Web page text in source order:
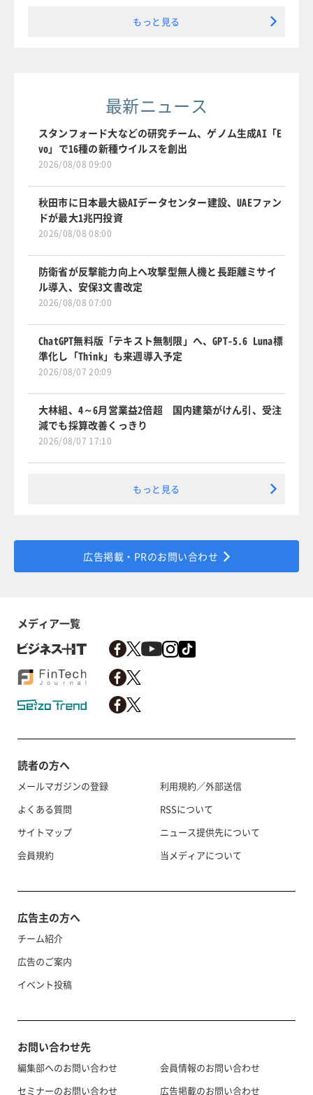
もっと見る
最新ニュース
スタンフォード大などの研究チーム、ゲノム生成AI「E
vo」で16種の新種ウイルスを創出
2026/08/08 09:00
秋田市に日本最大級AIデータセンター建設、UAEファン
ドが最大1兆円投資
2026/08/08 08:00
防衛省が反撃能力向上へ攻撃型無人機と長距離ミサイ
ル導入、安保3文書改定
2026/08/08 07:00
ChatGPT無料版「テキスト無制限」へ、GPT-5.6 Luna標
準化し「Think」も来週導入予定
2026/08/07 20:09
大林組、4～6月営業益2倍超 国内建築がけん引、受注
減でも採算改善くっきり
2026/08/07 17:10
もっと見る
広告掲載・PRのお問い合わせ
メディア一覧
読者の方へ
メールマガジンの登録
よくある質問
サイトマップ
会員規約
利用規約／外部送信
RSSについて
ニュース提供先について
当メディアについて
広告主の方へ
チーム紹介
広告のご案内
イベント投稿
お問い合わせ先
編集部へのお問い合わせ
セミナーのお問い合わせ
会員情報のお問い合わせ
広告掲載のお問い合わせ